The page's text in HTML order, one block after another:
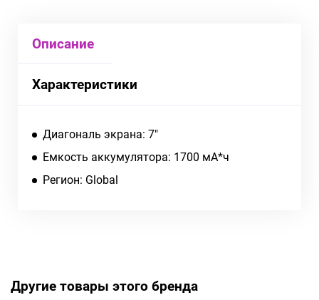
Описание
Характеристики
Диагональ экрана: 7"
Емкость аккумулятора: 1700 мА*ч
Регион: Global
Другие товары этого бренда